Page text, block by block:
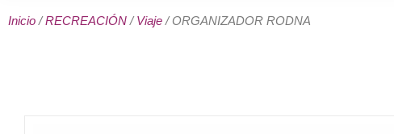
Inicio /RECREACIÓN /Viaje / ORGANIZADOR RODNA